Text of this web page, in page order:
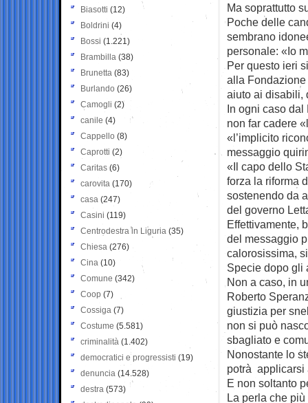
Ma soprattutto
Poche delle
sembrano
personale: «Io
Per questo ieri
alla Fondazione
aiuto ai disabili,
In ogni caso
non far cadere
«l’implicito
messaggio
«Il capo dello
forza la riforma
sostenendo da
del governo
Effettivamente,
del messaggio
calorosissima,
Specie dopo gli
Non a caso, in
Roberto
giustizia per
non si può
sbagliato e
Nonostante lo
potrà applicarsi
E non soltanto
La perla che
Biasotti (12)
Boldrini (4)
Bossi (1.221)
Brambilla (38)
Brunetta (83)
Burlando (26)
Camogli (2)
canile (4)
Cappello (8)
Caprotti (2)
Caritas (6)
carovita (170)
casa (247)
Casini (119)
Centrodestra in Liguria (35)
Chiesa (276)
Cina (10)
Comune (342)
Coop (7)
Cossiga (7)
Costume (5.581)
criminalità (1.402)
democratici e progressisti (19)
denuncia (14.528)
destra (573)